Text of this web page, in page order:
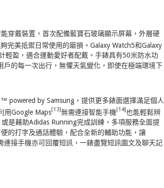
穿戴裝置，首次配備藍寶石玻璃顯示屏幕，外層硬
完美抵禦日常使用的磨損。Galaxy Watch5和Galaxy
輕盈，適合運動愛好者配戴。手錶具有50米防水功
的每一次出行，無懼天氣變化，即使在極端環境下
powered by Samsung，提供更多錶面選擇滿足個人
用Google Maps[13]無需連接智能手機[14]也能輕鬆辨
是藉助Adidas Running完成訓練，多項服務全面提
的打字及通話體驗，配合全新的輔助功能，讓
連接手機亦可回覆短訊，一錶盡覽短訊圖文及聊天記